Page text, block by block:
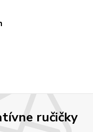
ručičky